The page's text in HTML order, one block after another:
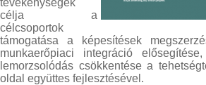
tevékenységek
célja a
célcsoportok
támogatása a képesítések
munkaerőpiaci integráció
lemorzsolódás csökkentése a
oldal együttes fejlesztésével.